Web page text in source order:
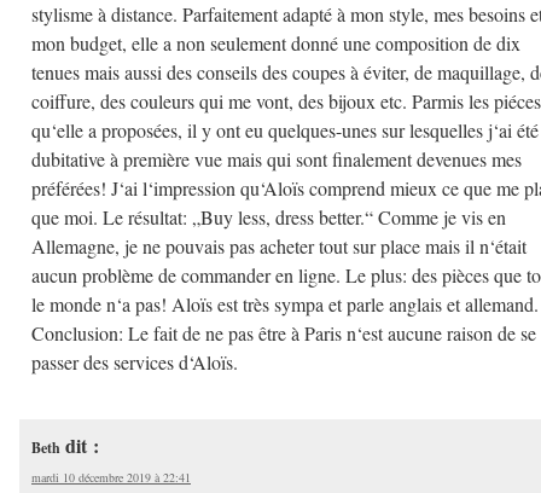
stylisme à distance. Parfaitement adapté à mon style, mes besoins
mon budget, elle a non seulement donné une composition de dix
tenues mais aussi des conseils des coupes à éviter, de maquillage,
coiffure, des couleurs qui me vont, des bijoux etc. Parmis les piéces
qu‘elle a proposées, il y ont eu quelques-unes sur lesquelles j‘ai été
dubitative à première vue mais qui sont finalement devenues mes
préférées! J‘ai l‘impression qu‘Aloïs comprend mieux ce que me
que moi. Le résultat: „Buy less, dress better.“ Comme je vis en
Allemagne, je ne pouvais pas acheter tout sur place mais il n‘était
aucun problème de commander en ligne. Le plus: des pièces que
le monde n‘a pas! Aloïs est très sympa et parle anglais et allemand.
Conclusion: Le fait de ne pas être à Paris n‘est aucune raison de se
passer des services d‘Aloïs.
Beth dit :
mardi 10 décembre 2019 à 22:41